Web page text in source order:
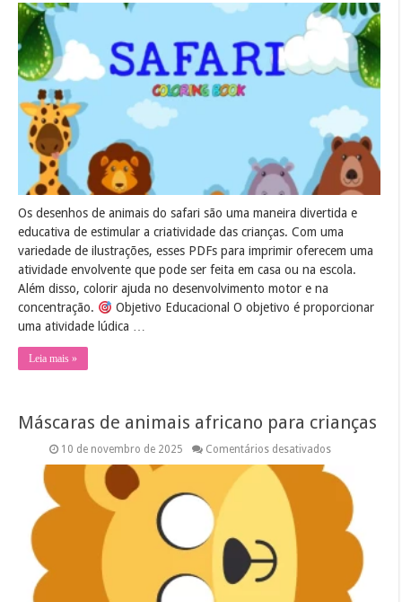
de
animais
Safari
colorir:
PDF
Os desenhos de animais do safari são uma maneira divertida e
educativa de estimular a criatividade das crianças. Com uma
variedade de ilustrações, esses PDFs para imprimir oferecem uma
atividade envolvente que pode ser feita em casa ou na escola.
Além disso, colorir ajuda no desenvolvimento motor e na
concentração.
Objetivo Educacional O objetivo é proporcionar
uma atividade lúdica …
Leia mais »
Máscaras de animais africano para crianças
10 de novembro de 2025 Comentários desativadosem
de
animais
africano
para
crianças